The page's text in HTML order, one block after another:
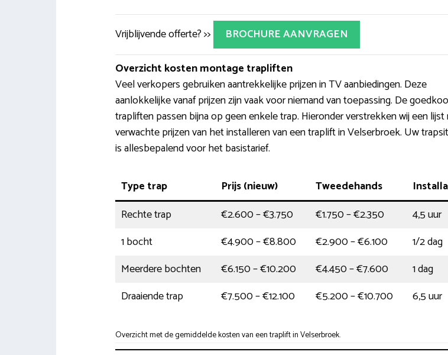
Vrijblijvende offerte? >>
BROCHURE AANVRAGEN
Overzicht kosten montage trapliften
Veel verkopers gebruiken aantrekkelijke prijzen in TV aanbiedingen. Deze
aanlokkelijke vanaf prijzen zijn vaak voor niemand van toepassing. De
trapliften passen bijna op geen enkele trap. Hieronder verstrekken wij een
verwachte prijzen van het installeren van een traplift in Velserbroek. Uw
is allesbepalend voor het basistarief.
Type trap Prijs (nieuw) Tweedehands
Rechte trap
€2.600 – €3.750 €1.750 – €2.350
4,5 uur
1 bocht
€4.900 – €8.800 €2.900 – €6.100
1/2 dag
Meerdere bochten
€6.150 – €10.200 €4.450 – €7.600
1 dag
Draaiende trap
€7.500 – €12.100 €5.200 – €10.700 6,5 uur
Overzicht met de gemiddelde kosten van een traplift in Velserbroek.